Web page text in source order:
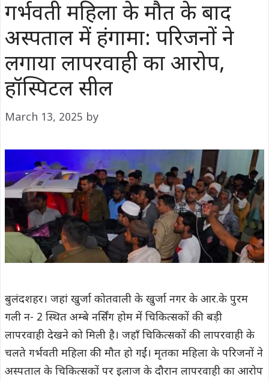
गर्भवती महिला के मौत के बाद
अस्पताल में हंगामा: परिजनों ने
लगाया लापरवाही का आरोप,
हॉस्पिटल सील
March 13, 2025 by
बुलंदशहर। जहां खुर्जा कोतवाली के खुर्जा नगर के आर.के पुरम
गली न- 2 स्थित अम्बे नर्सिंग होम में चिकित्सकों की बड़ी
लापरवाही देखने को मिली है। जहाँ चिकित्सकों की लापरवाही के
चलते गर्भवती महिला की मौत हो गईं। मृतका महिला के परिजनों ने
अस्पताल के चिकित्सकों पर इलाज के दौरान लापरवाही का आरोप